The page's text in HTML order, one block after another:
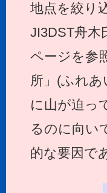
地点を絞り
JI3DST舟木
ページを参
所」(ふれ
に山が迫っ
るのに向い
的な要因で